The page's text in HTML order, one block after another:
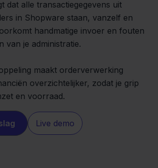
dat alle transactiegegevens uit
in Shopware staan, vanzelf en
handmatige invoer en fouten
van je administratie.
maakt orderverwerking
overzichtelijker, zodat je grip
en voorraad.
Live demo